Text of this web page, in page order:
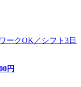
ークOK／シフト3日
円